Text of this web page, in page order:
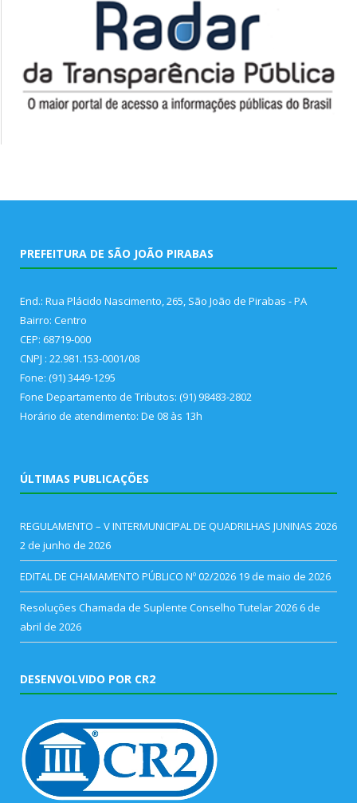
PREFEITURA DE SÃO JOÃO PIRABAS
End.: Rua Plácido Nascimento, 265, São João de Pirabas - PA
Bairro: Centro
CEP: 68719-000
CNPJ : 22.981.153-0001/08
Fone: (91) 3449-1295
Fone Departamento de Tributos: (91) 98483-2802
Horário de atendimento: De 08 às 13h
ÚLTIMAS PUBLICAÇÕES
REGULAMENTO – V INTERMUNICIPAL DE QUADRILHAS JUNINAS 2026
2 de junho de 2026
EDITAL DE CHAMAMENTO PÚBLICO Nº 02/2026 19 de maio de 2026
Resoluções Chamada de Suplente Conselho Tutelar 2026 6 de
abril de 2026
DESENVOLVIDO POR CR2